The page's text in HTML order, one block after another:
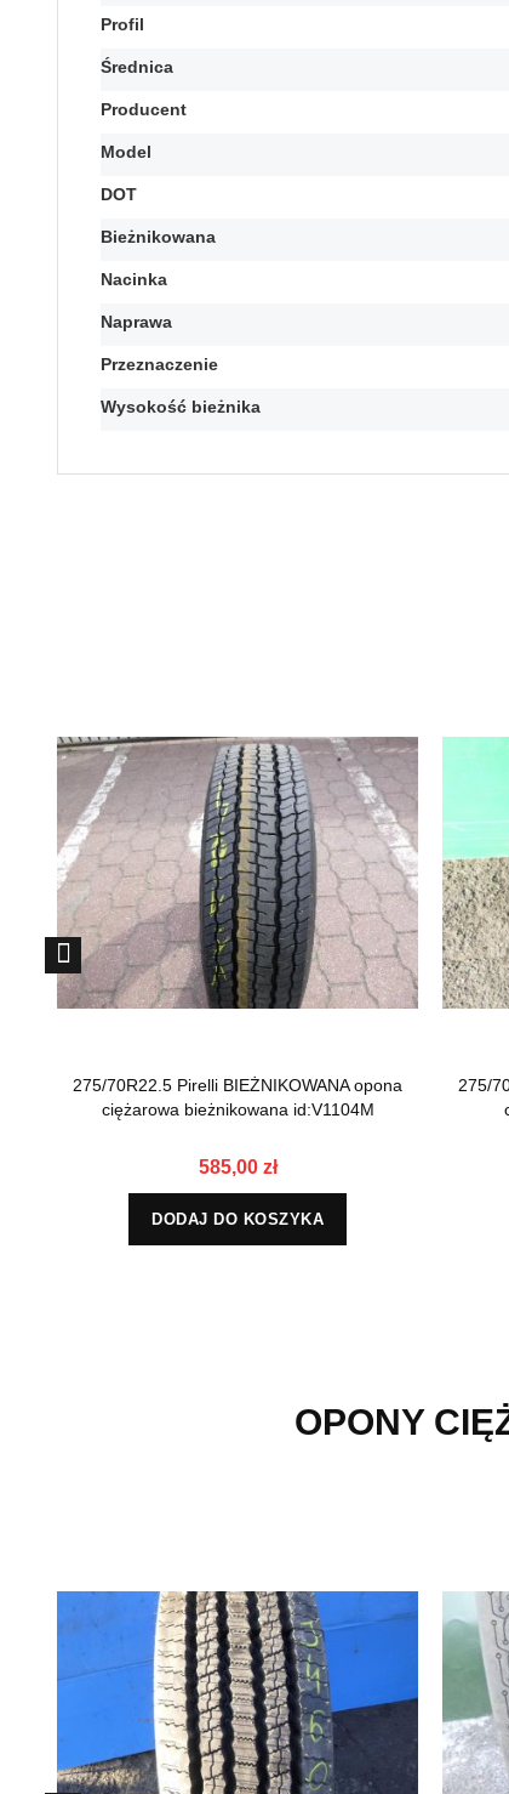
Profil
Średnica
Producent
Model
DOT
Bieżnikowana
Nacinka
Naprawa
Przeznaczenie
Wysokość bieżnika
275/70R22.5 Pirelli BIEŻNIKOWANA opona
ciężarowa bieżnikowana id:V1104M
585,00 zł
DODAJ DO KOSZYKA
275/
OPONY